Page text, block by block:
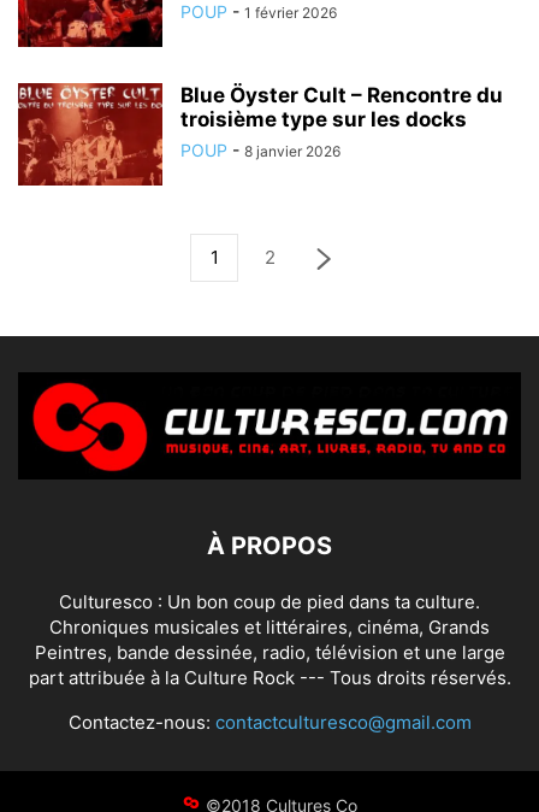
POUP - 1 février 2026
Blue Öyster Cult – Rencontre du
troisième type sur les docks
POUP - 8 janvier 2026
1 2
À PROPOS
Culturesco : Un bon coup de pied dans ta culture.
Chroniques musicales et littéraires, cinéma, Grands
Peintres, bande dessinée, radio, télévision et une large
part attribuée à la Culture Rock --- Tous droits réservés.
Contactez-nous: contactculturesco@gmail.com
©2018 Cultures Co